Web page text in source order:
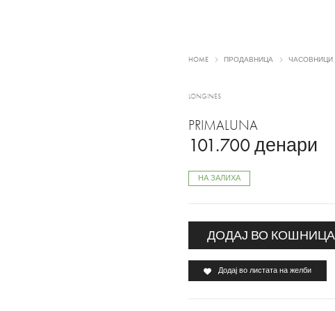
HOME ПРОДАВНИЦА ЧАСОВНИЦИ
LONGINES
PRIMALUNA
101.700денари
НА ЗАЛИХА
ДОДАЈ ВО КОШНИЦА
Додај во листата на желби